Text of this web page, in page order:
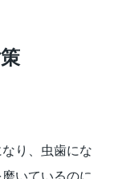
り、虫歯にな
いているのに